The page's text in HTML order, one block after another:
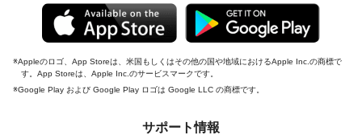
Appleのロゴ、App Storeは、米国もしくはその他の国や地域におけるApple Inc.の商標で
す。App Storeは、Apple Inc.のサービスマークです。
Google Play および Google Play ロゴは Google LLC の商標です。
サポート情報